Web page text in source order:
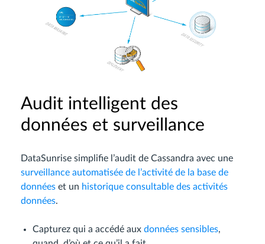
Audit intelligent des
données et surveillance
DataSunrise simplifie l’audit de Cassandra avec une
surveillance automatisée de l’activité de la base de
données et un historique consultable des activités
données.
Capturez qui a accédé aux données sensibles,